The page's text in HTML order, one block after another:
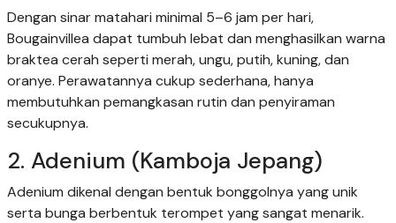
Dengan sinar matahari minimal 5–6 jam per hari,
Bougainvillea dapat tumbuh lebat dan menghasilkan warna
braktea cerah seperti merah, ungu, putih, kuning, dan
oranye. Perawatannya cukup sederhana, hanya
membutuhkan pemangkasan rutin dan penyiraman
secukupnya.
2. Adenium (Kamboja Jepang)
Adenium dikenal dengan bentuk bonggolnya yang unik
serta bunga berbentuk terompet yang sangat menarik.